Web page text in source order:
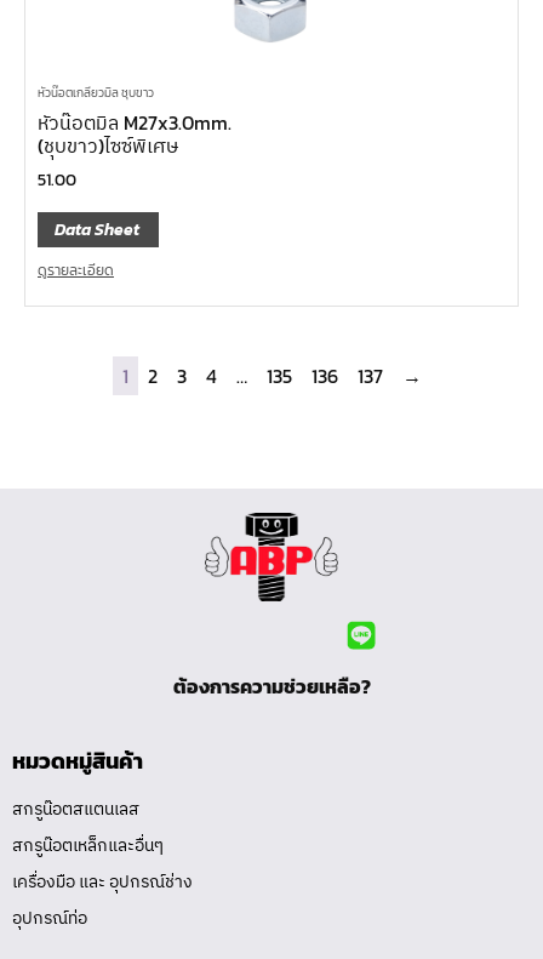
หัวน๊อตเกลียวมิล ชุบขาว
หัวน๊อตมิล M27x3.0mm.
(ชุบขาว)ไซซ์พิเศษ
51.00
Data Sheet
ดูรายละเอียด
1 2 3 4 … 135 136 137 →
ต้องการความช่วยเหลือ?
หมวดหมู่สินค้า
สกรูน๊อตสแตนเลส
สกรูน๊อตเหล็กและอื่นๆ
เครื่องมือ และ อุปกรณ์ช่าง
อุปกรณ์ท่อ